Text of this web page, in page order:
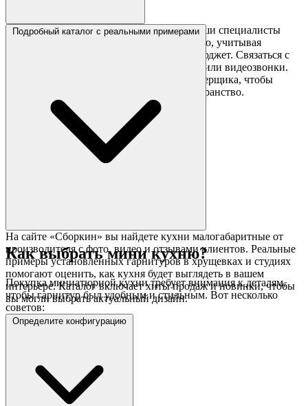
Не уверены, какой гарнитур выбрать? Наши специалисты
помогут подобрать малогабаритную кухню, учитывая
размеры помещения, желаемый стиль и бюджет. Связаться с
нами можно через мессенджеры, телефон или видеозвонки.
Мы предлагаем консультации и выезд замерщика, чтобы
гарнитур идеально вписался в ваше пространство.
Подробный каталог с реальными примерами
На сайте «Сборкин» вы найдете кухни малогабаритные от
производителя с фото, видео и отзывами клиентов. Реальные
примеры установленных гарнитуров в хрущевках и студиях
помогают оценить, как кухня будет выглядеть в вашем
интерьере. Каталог включает хиты продаж и новинки, чтобы
вы могли выбрать актуальный дизайн.
Как выбрать мини кухню?
Покупка миниатюрной кухни требует внимания к деталям,
чтобы гарнитур был удобным и стильным. Вот несколько
советов:
Определите конфигурацию